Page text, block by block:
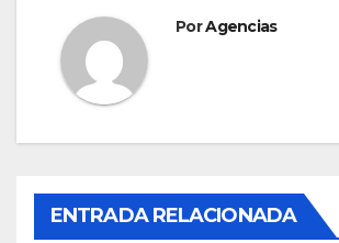
PorAgencias
ENTRADA RELACIONADA